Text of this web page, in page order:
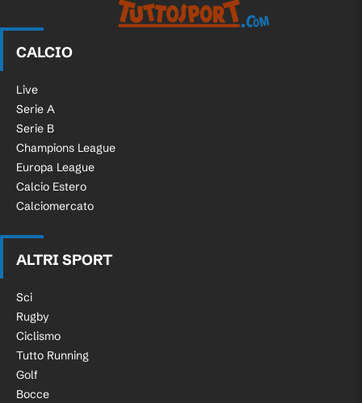
CALCIO
Live
Serie A
Serie B
Champions League
Europa League
Calcio Estero
Calciomercato
ALTRI SPORT
Sci
Rugby
Ciclismo
Tutto Running
Golf
Bocce